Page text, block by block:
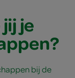
je
bij de